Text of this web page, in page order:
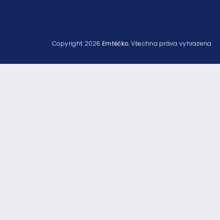
Copyright 2026Emtéčko. Všechna práva vyhrazena.